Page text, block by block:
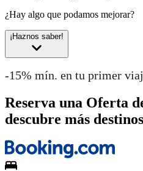
¿Hay algo que podamos mejorar?
¡Haznos saber!
-15% mín. en tu primer
Reserva una Oferta
descubre más